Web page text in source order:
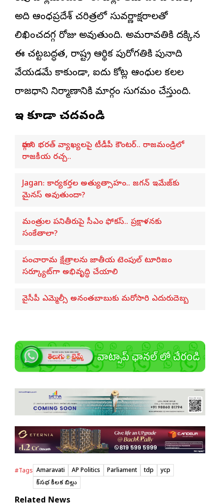
అది ఆంధ్రప్రదేశ్ చరిత్రలో సువర్ణాక్షరాలతో
లిఖించదగ్గ రోజు అవుతుంది. అమరావతికి దక్కిన
ఈ చట్టబద్ధత, రాష్ట్ర ఆర్థిక పురోగతికి పునాది
వేయడమే కాకుండా, ఐదు కోట్ల ఆంధ్రుల కలల
రాజధాని నిర్మాణానికి మార్గం సుగమం చేస్తుంది.
ఇవి కూడా చదవండి
మార్గాని భరత్ వ్యాఖ్యలపై టీడీపీ కౌంటర్.. రాజమండ్రిలో
రాజకీయ రచ్చ..
Jagan: కార్యకర్తల అత్యుత్సాహం.. జగన్ ఇమేజ్‌కు
మైనస్ అవుతుందా?
మంత్రుల పనితీరుపై సీఎం ఫోకస్.. ప్రక్షాళనకు
సంకేతాలా?
పంచారామ క్షేత్రాలను జాతీయ టెంపుల్ టూరిజం
సర్క్యూట్‌గా అభివృద్ధి చేయాలి
వైసీపీ ఎమ్మెల్సీ అనంతబాబుకు మరోసారి ఎదురుదెబ్బ
#Tags Amaravati AP Politics Parliament tdp
ycp
లోక్‌సభలో కీలక బిల్లు